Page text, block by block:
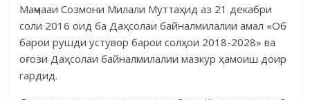
Маҷмааи Созмони Милали Муттаҳид аз 21 декабри
соли 2016 оид ба Даҳсолаи байнал­милалии амал «Об
барои рушди устувор барои солҳои 2018-2028» ва
оғози Даҳсолаи байнал­милалии мазкур ҳа­моиш доир
гардид.